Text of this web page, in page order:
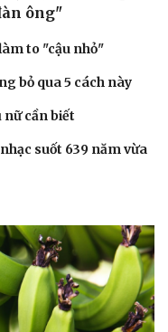
sĩ
trang
ông"
to "cậu nhỏ"
bỏ qua 5 cách này
nữ cần biết
suốt 639 năm vừa